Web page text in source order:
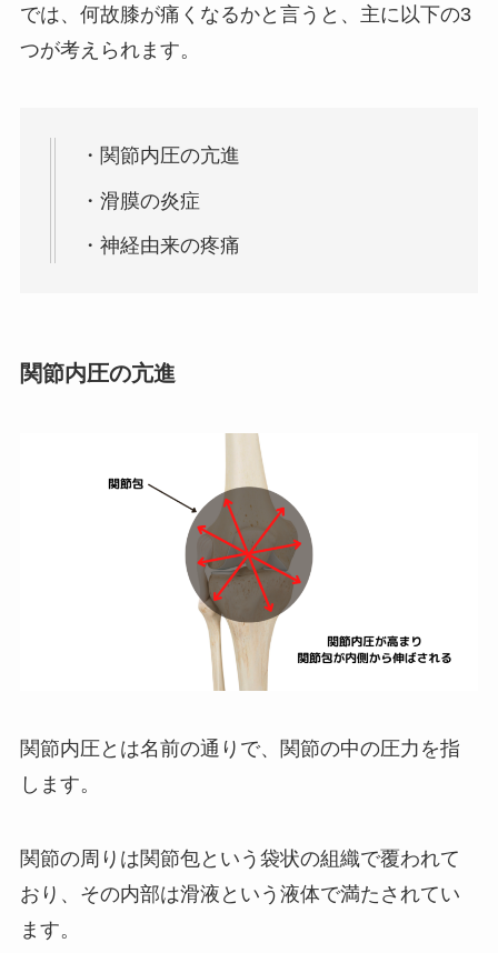
では、何故膝が痛くなるかと言うと、主に以下の3
つが考えられます。
・関節内圧の亢進
・滑膜の炎症
・神経由来の疼痛
関節内圧の亢進
関節内圧とは名前の通りで、関節の中の圧力を指
します。
関節の周りは関節包という袋状の組織で覆われて
おり、その内部は滑液という液体で満たされてい
ます。